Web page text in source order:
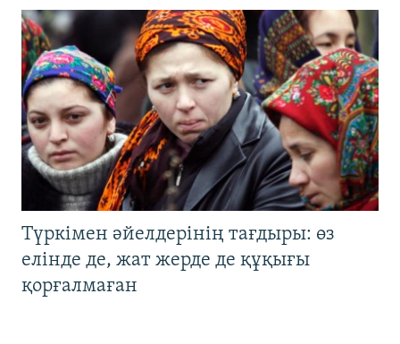
Түркімен әйелдерінің тағдыры: өз
елінде де, жат жерде де құқығы
қорғалмаған